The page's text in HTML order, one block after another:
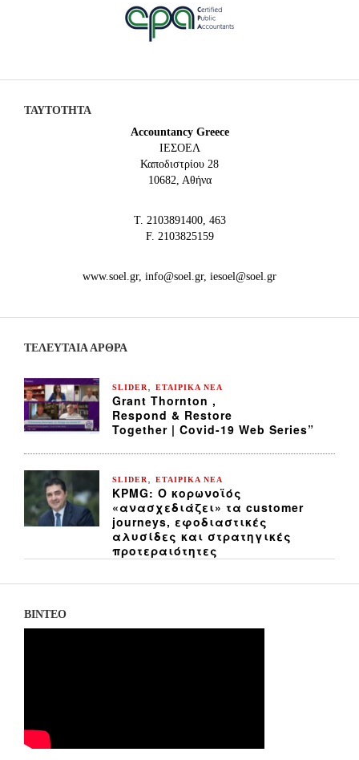
ΤΑΥΤΟΤΗΤΑ
Accountancy Greece
IEΣΟΕΛ
Καποδιστρίου 28
10682, Αθήνα
Τ. 2103891400, 463
F. 2103825159
www.soel.gr, info@soel.gr, iesoel@soel.gr
ΤΕΛΕΥΤΑΙΑ ΆΡΘΡΑ
SLIDER, ΕΤΑΙΡΙΚΑ ΝΕΑ
Grant Thornton ,
Respond & Restore
Together | Covid-19 Web Series”
SLIDER, ΕΤΑΙΡΙΚΑ ΝΕΑ
KPMG: Ο κορωνοϊός
«ανασχεδιάζει» τα customer
journeys, εφοδιαστικές
αλυσίδες και στρατηγικές
προτεραιότητες
ΒΙΝΤΕΟ